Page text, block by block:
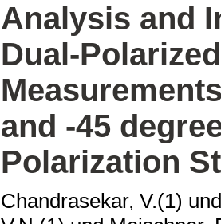
Analysis and
Dual-
and -45
Polarization
Chandrasekar, V.(1)